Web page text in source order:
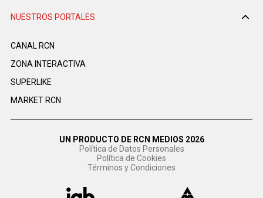
NUESTROS PORTALES
CANAL RCN
ZONA INTERACTIVA
SUPERLIKE
MARKET RCN
UN PRODUCTO DE RCN MEDIOS 2026
Política de Datos Personales
Política de Cookies
Términos y Condiciones